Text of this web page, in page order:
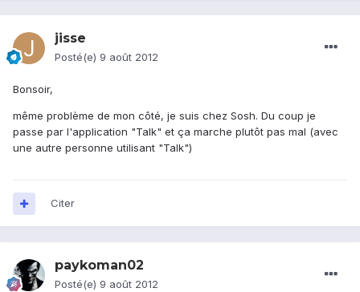
jisse
Posté(e) 9 août 2012
Bonsoir,
même problème de mon côté, je suis chez Sosh. Du coup je
passe par l'application "Talk" et ça marche plutôt pas mal (avec
une autre personne utilisant "Talk")
Citer
paykoman02
Posté(e) 9 août 2012